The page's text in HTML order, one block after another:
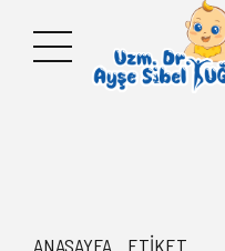
ANASAYFA ETIKET